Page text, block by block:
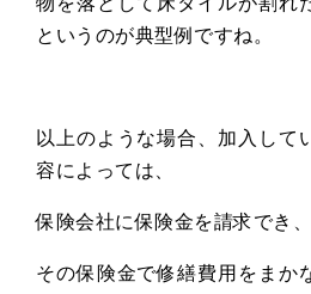
というのが典型例ですね。
以上のような場合、加入して
容によっては、
保険会社に保険金を請求でき、
その保険金で修繕費用をまか